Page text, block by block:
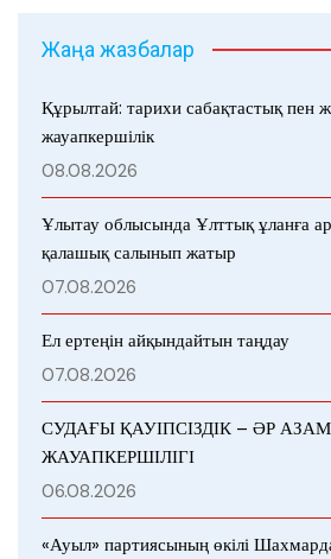
Жаңа жазбалар
Құрылтай: тарихи сабақтастық пен
жауапкершілік
08.08.2026
Ұлытау облысында Ұлттық ұланға
қалашық салынып жатыр
07.08.2026
Ел ертеңін айқындайтын таңдау
07.08.2026
СУДАҒЫ ҚАУІПСІЗДІК – ӘР
ЖАУАПКЕРШІЛІГІ
06.08.2026
«Ауыл» партиясының өкілі